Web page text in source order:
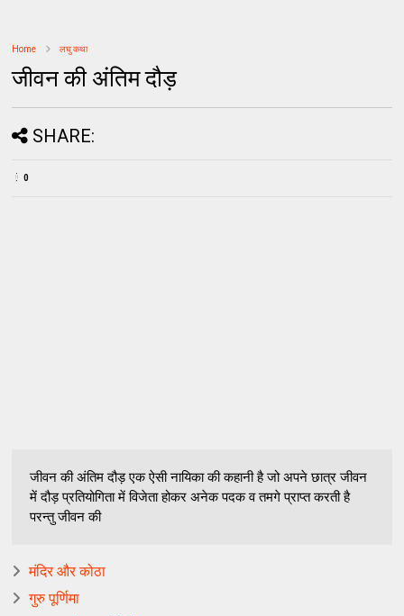
Home लघु कथा
जीवन की अंतिम दौड़
SHARE:
0
जीवन की अंतिम दौड़ एक ऐसी नायिका की कहानी है जो अपने छात्र जीवन
में दौड़ प्रतियोगिता में विजेता होकर अनेक पदक व तमगे प्राप्त करती है
परन्तु जीवन की
मंदिर और कोठा
गुरु पूर्णिमा